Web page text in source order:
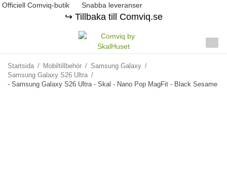
Officiell Comviq-butik Snabba leveranser
↪️ Tillbaka till Comviq.se
Startsida / Mobiltillbehör / Samsung Galaxy /
Samsung Galaxy S26 Ultra /
- Samsung Galaxy S26 Ultra - Skal - Nano Pop MagFit - Black Sesame